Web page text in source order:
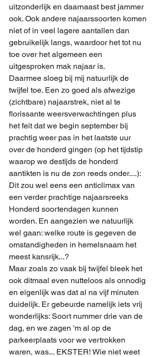
uitzonderlijk en daarnaast best jammer
ook. Ook andere najaarssoorten komen
niet of in veel lagere aantallen dan
gebruikelijk langs, waardoor het tot nu
toe over het algemeen een
uitgesproken mak najaar is.
Daarmee sloeg bij mij natuurlijk de
twijfel toe. Een zo goed als afwezige
(zichtbare) najaarstrek, niet al te
florissante weersverwachtingen plus
het feit dat we begin september bij
prachtig weer pas in het laatste uur
over de honderd gingen (op het tijdstip
waarop we destijds de honderd
aantikten is nu de zon reeds onder....):
Dit zou wel eens een anticlimax van
een verder prachtige najaarsreeks
Honderd soortendagen kunnen
worden. En aangezien we natuurlijk
wel gaan: welke route is gegeven de
omstandigheden in hemelsnaam het
meest kansrijk...?
Maar zoals zo vaak bij twijfel bleek het
ook ditmaal even nutteloos als onnodig
en eigenlijk was dat al na vijf minuten
duidelijk. Er gebeurde namelijk iets vrij
wonderlijks: Soort nummer drie van de
dag, en we zagen 'm al op de
parkeerplaats voor we vertrokken
waren, was... EKSTER! Wie niet weet